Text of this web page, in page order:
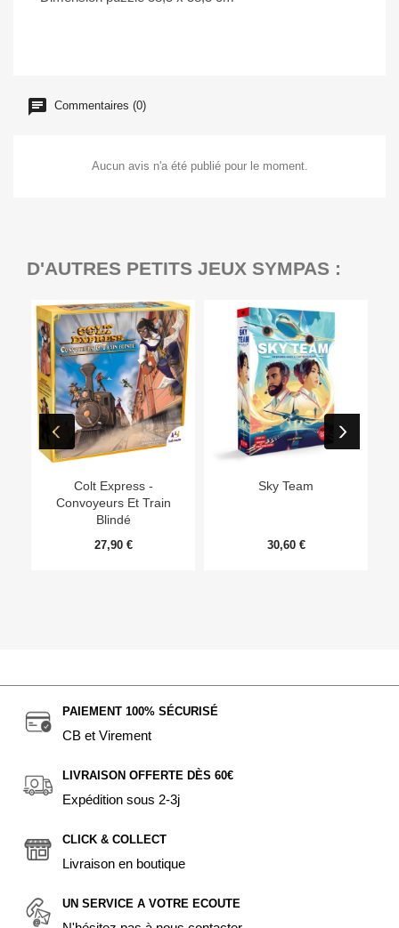
Commentaires (0)
Aucun avis n'a été publié pour le moment.
D'AUTRES PETITS JEUX SYMPAS :
Colt Express -
Convoyeurs Et Train
Blindé
27,90 €
Sky Team
30,60 €
PAIEMENT 100% SÉCURISÉ
CB et Virement
LIVRAISON OFFERTE DÈS 60€
Expédition sous 2-3j
CLICK & COLLECT
Livraison en boutique
UN SERVICE A VOTRE ECOUTE